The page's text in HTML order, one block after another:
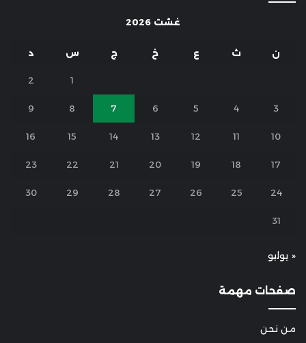
غشت 2026
ن ث ع خ ج س د
1
2
3
4
5
6
7
8
9
10
11
12
13
14
15
16
17
18
19
20
21
22
23
24
25
26
27
28
29
30
31
« يوليو
صفحات مهمة
من نحن